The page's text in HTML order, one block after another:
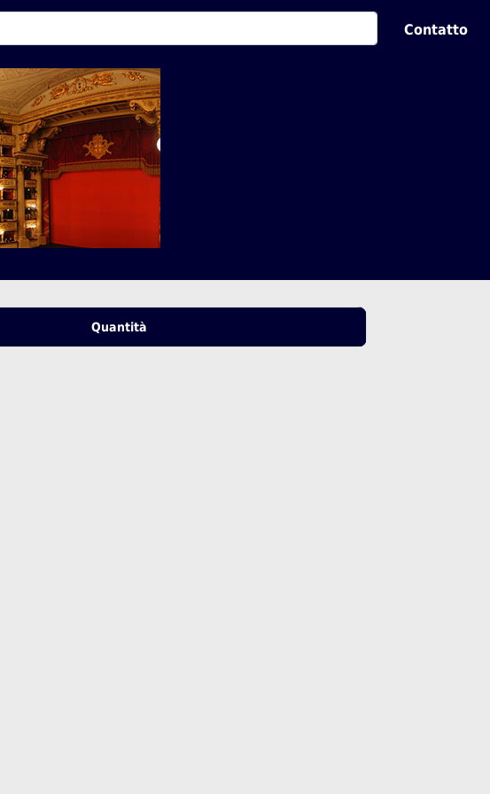
Contatto
Quantità